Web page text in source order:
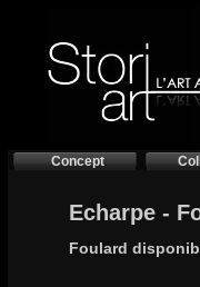
Concept
Echarpe -
Foulard